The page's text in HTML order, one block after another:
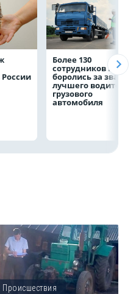
Более 130
сотрудников НЛМК
боролись за звание
лучшего водителя
грузового
автомобиля
Происшествия